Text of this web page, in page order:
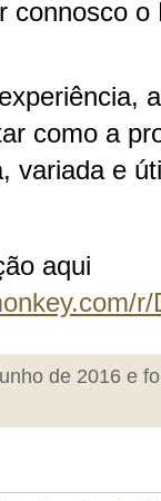
connosco
como a
variada e
aqui
de 2016 e